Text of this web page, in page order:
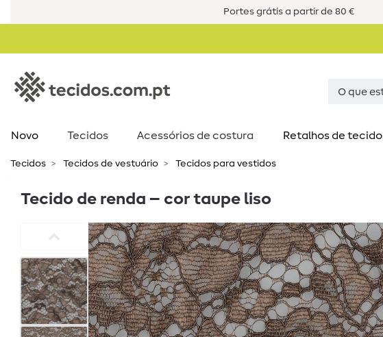
Portes grátis a partir de 80 €
Novo Tecidos Acessórios de costura​ Retalhos de tecido
Tecidos Tecidos de vestuário Tecidos para vestidos
Tecido de renda – cor taupe liso